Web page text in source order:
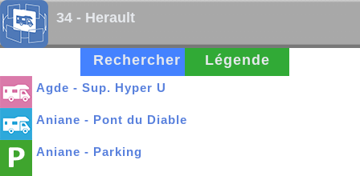
34 - Herault
Rechercher Légende
Agde - Sup. Hyper U
Aniane - Pont du Diable
Aniane - Parking